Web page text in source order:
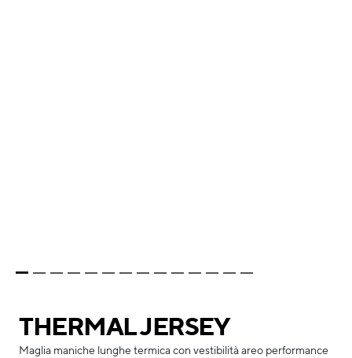
THERMAL JERSEY
Maglia maniche lunghe termica con vestibilità areo performance